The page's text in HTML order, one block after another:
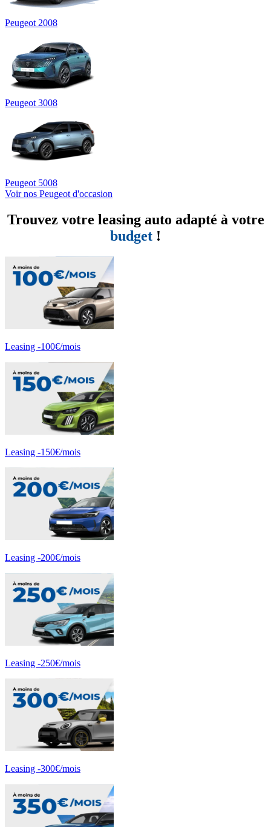
Peugeot 2008
Peugeot 3008
Peugeot 5008
Voir nos Peugeot d'occasion
Trouvez votre leasing auto adapté à votre
budget !
Leasing -100€/mois
Leasing -150€/mois
Leasing -200€/mois
Leasing -250€/mois
Leasing -300€/mois